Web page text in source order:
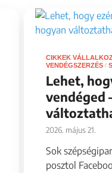
CIKKEK
VENDÉGSZERZÉS /
Lehet,
vendéged
2026. május 21.
Sok
posztol